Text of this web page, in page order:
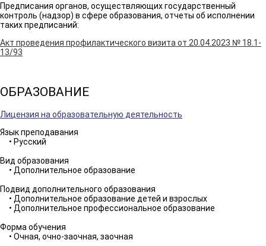
Предписания органов, осуществляющих государственный
контроль (надзор) в сфере образования, отчеты об исполнении
таких предписаний:
Акт проведения профилактического визита от 20.04.2023 № 18.1-
13/93
ОБРАЗОВАНИЕ
Лицензия на образовательную деятельность
Язык преподавания
• Русский
Вид образования
• Дополнительное образование
Подвид дополнительного образования
• Дополнительное образование детей и взрослых
• Дополнительное профессиональное образование
Форма обучения
• Очная, очно-заочная, заочная